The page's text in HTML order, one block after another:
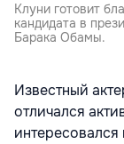
Клуни готовит
кандидата в
Барака Обамы.
Известный
отличался